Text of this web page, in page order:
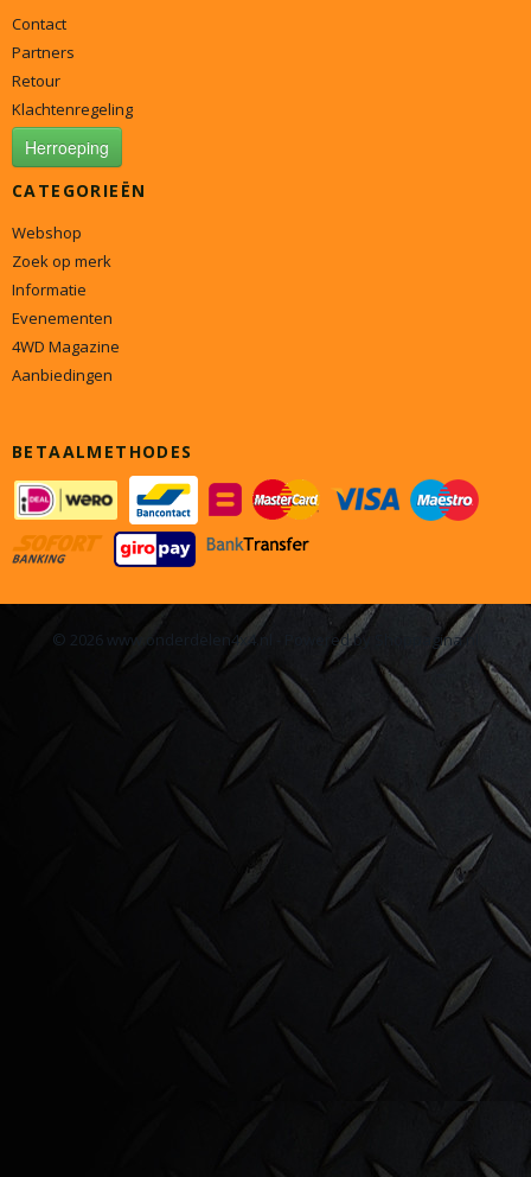
Contact
Partners
Retour
Klachtenregeling
Herroeping
CATEGORIEËN
Webshop
Zoek op merk
Informatie
Evenementen
4WD Magazine
Aanbiedingen
BETAALMETHODES
© 2026 www.onderdelen4x4.nl - Powered by Shoppagina.nl